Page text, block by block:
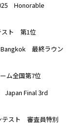
Honorable
スト 第1位
Bangkok 最終ラウン
ム全国第7位
Japan Final 3rd
テスト 審査員特別